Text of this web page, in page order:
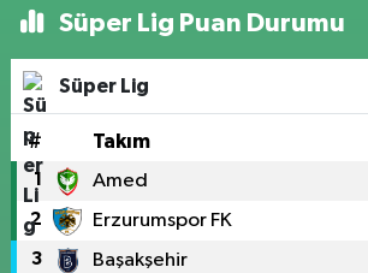
Süper Lig Puan Durumu
Süper Lig
# Takım
1 Amed
2 Erzurumspor FK
3 Başakşehir